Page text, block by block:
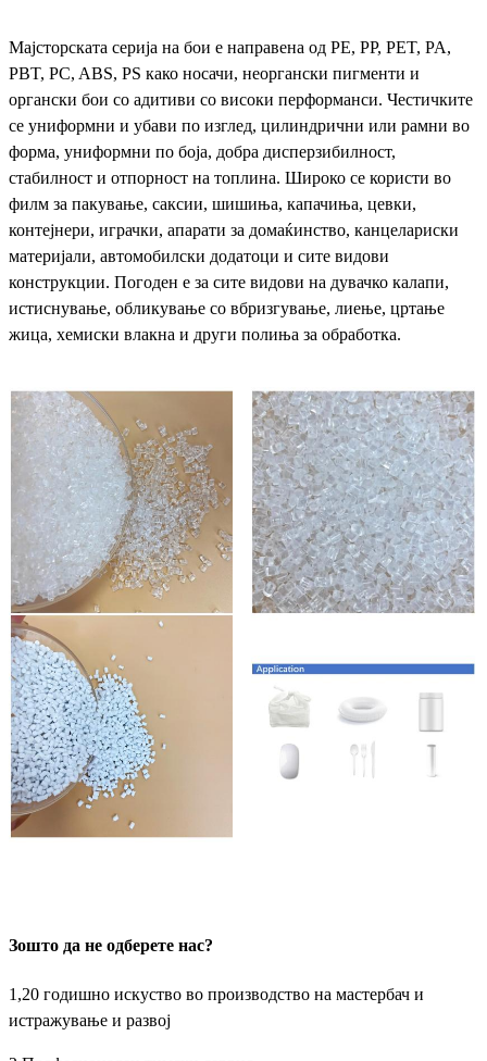
Мајсторската серија на бои е направена од PE, PP, PET, PA,
PBT, PC, ABS, PS како носачи, неоргански пигменти и
органски бои со адитиви со високи перформанси. Честичките
се униформни и убави по изглед, цилиндрични или рамни во
форма, униформни по боја, добра дисперзибилност,
стабилност и отпорност на топлина. Широко се користи во
филм за пакување, саксии, шишиња, капачиња, цевки,
контејнери, играчки, апарати за домаќинство, канцелариски
материјали, автомобилски додатоци и сите видови
конструкции. Погоден е за сите видови на дувачко калапи,
истиснување, обликување со вбризгување, лиење, цртање
жица, хемиски влакна и други полиња за обработка.
Зошто да не одберете нас?
1,20 годишно искуство во производство на мастербач и
истражување и развој